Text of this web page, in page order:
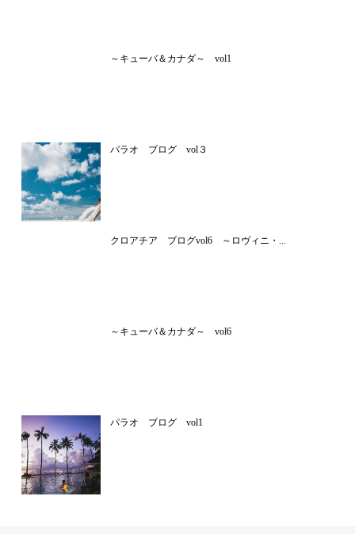
～キューバ＆カナダ～ vol1
パラオ ブログ vol３
クロアチア ブログvol6 ～ロヴィニ・...
～キューバ＆カナダ～ vol6
パラオ ブログ vol1